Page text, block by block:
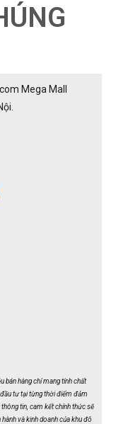
Mega Mall
bán hàng chỉ mang tính chất
tư tại từng thời điểm đảm
tin, cam kết chính thức sẽ
và kinh doanh của khu đô